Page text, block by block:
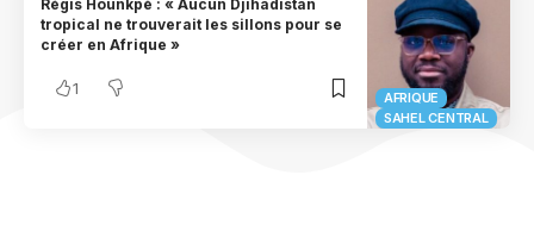
AFRIQUE
SAHEL CENTRAL
Régis Hounkpè : « Aucun Djihadistan
tropical ne trouverait les sillons pour se
créer en Afrique »
1